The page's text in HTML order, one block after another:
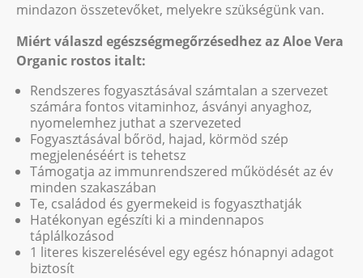
mindazon összetevőket, melyekre szükségünk van.
Miért válaszd egészségmegőrzésedhez az Aloe Vera
Organic rostos italt:
Rendszeres fogyasztásával számtalan a szervezet
számára fontos vitaminhoz, ásványi anyaghoz,
nyomelemhez juthat a szervezeted
Fogyasztásával bőröd, hajad, körmöd szép
megjelenéséért is tehetsz
Támogatja az immunrendszered működését az év
minden szakaszában
Te, családod és gyermekeid is fogyaszthatják
Hatékonyan egészíti ki a mindennapos
táplálkozásod
1 literes kiszerelésével egy egész hónapnyi adagot
biztosít